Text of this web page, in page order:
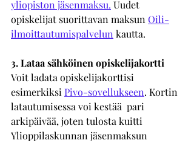
yliopiston jäsenmaksu. Uudet
opiskelijat suorittavan maksun Oili-
ilmoittautumispalvelun kautta.
3. Lataa sähköinen opiskelijakortti
Voit ladata opiskelijakorttisi
esimerkiksi Pivo-sovellukseen. Kortin
latautumisessa voi kestää  pari
arkipäivää, joten tulosta kuitti
Ylioppilaskunnan jäsenmaksun